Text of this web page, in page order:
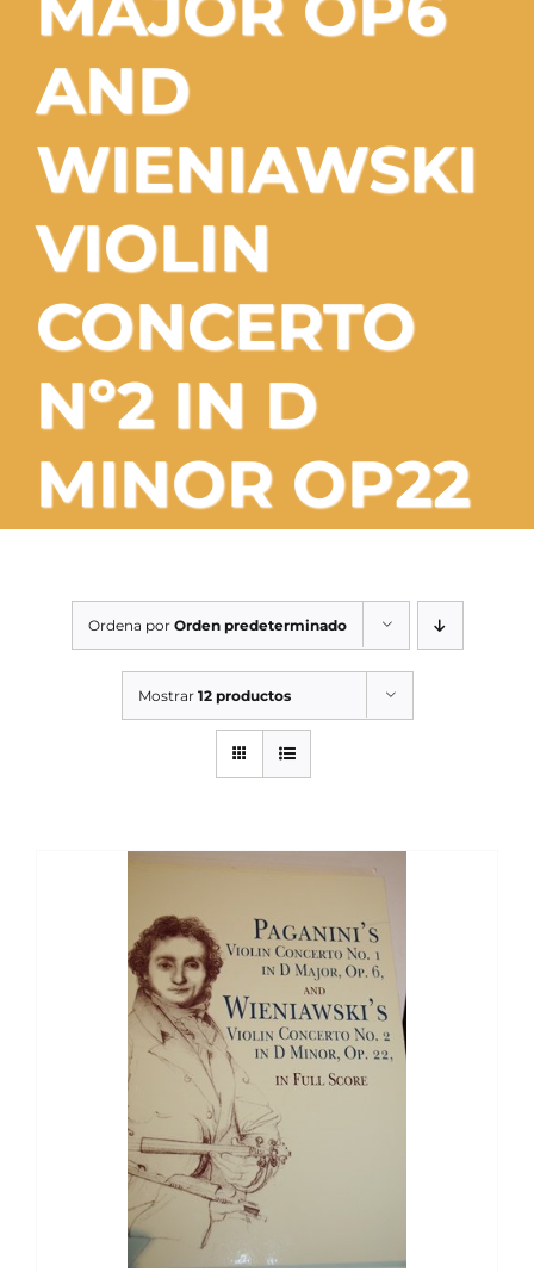
SERVICIOS TALLER
OCASIÓN
SERVICIOS TALLER
OCASIÓN
AND
WIENIAWSKI
VIOLIN
CONCERTO
Nº2 IN D
MINOR OP22
Ordena por Orden predeterminado
Mostrar 12 productos